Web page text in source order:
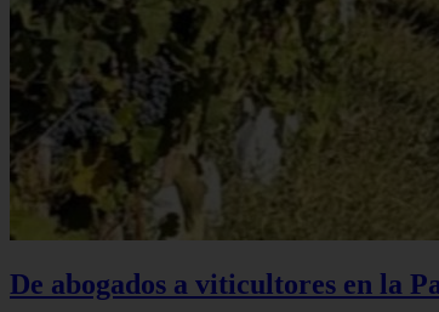
De abogados a viticultores en la